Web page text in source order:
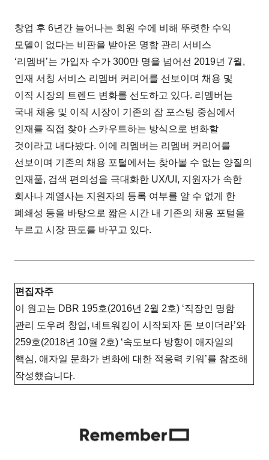
창업 후 6년간 늘어나는 회원 수에 비해 뚜렷한 수익
모델이 없다는 비판을 받아온 명함 관리 서비스
‘리멤버’는 가입자 수가 300만 명을 넘어선 2019년 7월,
인재 서칭 서비스 리멤버 커리어를 선보이며 채용 및
이직 시장의 트렌드 변화를 선도하고 있다. 리멤버는
국내 채용 및 이직 시장이 기존의 잡 포스팅 중심에서
인재를 직접 찾아 스카우트하는 방식으로 변화할
것이라고 내다봤다. 이에 리멤버는 리멤버 커리어를
선보이며 기존의 채용 포털에서는 찾아볼 수 없는 양질의
인재풀, 검색 편의성을 극대화한 UX/UI, 지원자가 속한
회사나 계열사는 지원자의 등록 여부를 알 수 없게 한
폐쇄성 등을 바탕으로 짧은 시간 내 기존의 채용 포털을
누르고 시장 판도를 바꾸고 있다.
편집자주
이 원고는 DBR 195호(2016년 2월 2호) ‘직장인 명함
관리 도우려 창업, 네트워킹이 시작되자 돈 보이더라’와
259호(2018년 10월 2호) ‘속도보다 방향이 애자일의
핵심, 애자일 문화가 변화에 대한 적응력 키워’를 참조해
작성했습니다.